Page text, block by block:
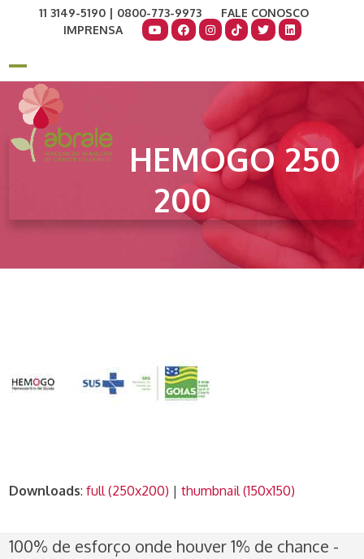
11 3149-5190 | 0800-773-9973
FALE CONOSCO
IMPRENSA
Open
mobile
menu
Close
mobile
menu
HEMOGO 250
200
Downloads:full (250x200) |thumbnail (150x150)
100% de esforço onde houver 1% de chance -